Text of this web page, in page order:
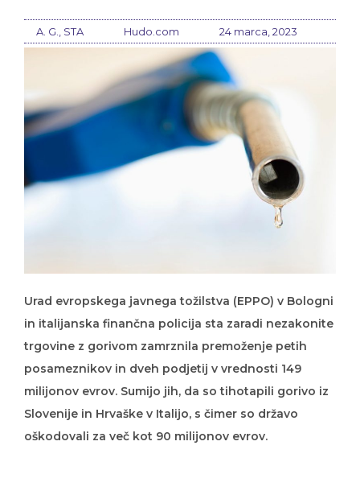
A. G., STA Hudo.com 24 marca, 2023
Urad evropskega javnega tožilstva (EPPO) v Bologni
in italijanska finančna policija sta zaradi nezakonite
trgovine z gorivom zamrznila premoženje petih
posameznikov in dveh podjetij v vrednosti 149
milijonov evrov. Sumijo jih, da so tihotapili gorivo iz
Slovenije in Hrvaške v Italijo, s čimer so državo
oškodovali za več kot 90 milijonov evrov.